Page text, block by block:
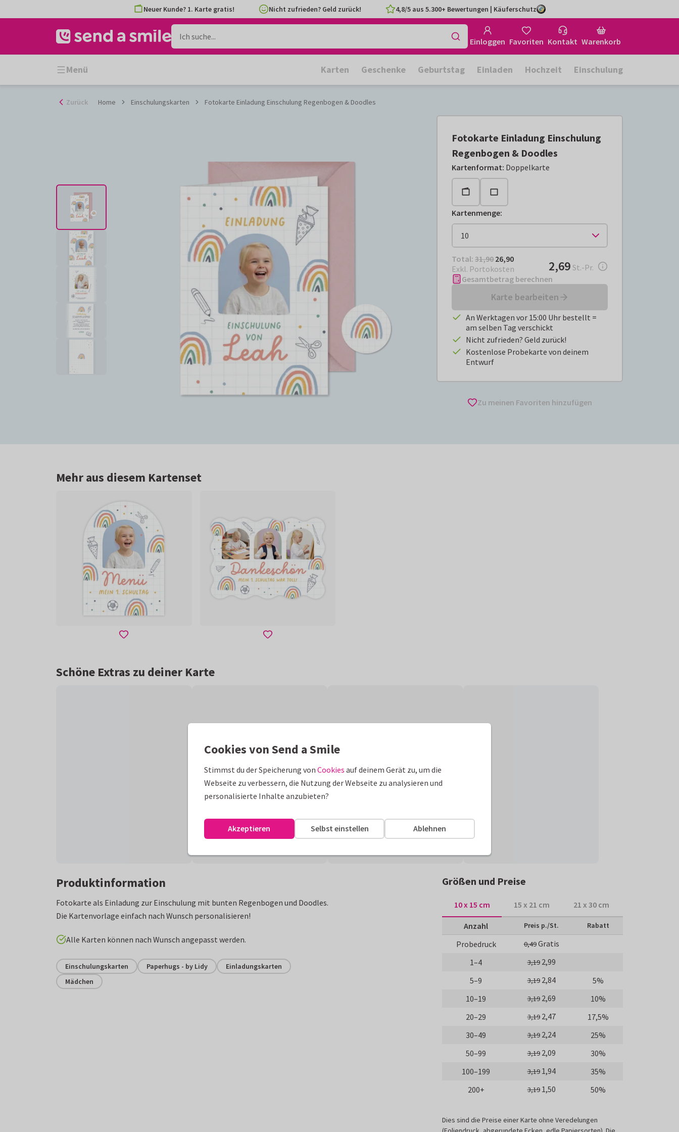
Inhalt
Neuer Kunde? 1. Karte gratis! Nicht zufrieden? Geld zurück! 4,8/5 aus 5.300+ Bewertungen | Käuferschutz
Einloggen Favoriten Kontakt Warenkorb
Menü Karten Geschenke Geburtstag Einladen Hochzeit Einschulung
Zurück Home Einschulungskarten Fotokarte Einladung Einschulung Regenbogen & Doodles
Fotokarte Einladung Einschulung
Regenbogen & Doodles
Kartenformat: Doppelkarte
Kartenmenge:
Total: € 26,90
Total: 31,90 26,90
Exkl. Portokosten
€ 2,69pro Stück
2,69 St.-Pr.
Gesamtbetrag berechnen
Karte bearbeiten
An Werktagen vor 15:00 Uhr bestellt =
am selben Tag verschickt
Nicht zufrieden? Geld zurück!
Kostenlose Probekarte von deinem
Entwurf
Zu meinen Favoriten hinzufügen
Mehr aus diesem Kartenset
Schöne Extras zu deiner Karte
Produktinformation
Fotokarte als Einladung zur Einschulung mit bunten Regenbogen und Doodles.
Die Kartenvorlage einfach nach Wunsch personalisieren!
Alle Karten können nach Wunsch angepasst werden.
Einschulungskarten Paperhugs - by Lidy
Einladungskarten
Mädchen
Größen und Preise
10 x 15 cm 15 x 21 cm 21 x 30 cm
Anzahl Preis p./St. Rabatt
Probedruck 0,49Gratis
1–4
3,19 2,99
5–9
3,19 2,84
5%
10–19
3,19 2,69
10%
20–29
3,19 2,47
17,5%
30–49
3,19 2,24
25%
50–99
3,19 2,09
30%
100–199
3,19 1,94
35%
200+
3,19 1,50 50%
Dies sind die Preise einer Karte ohne Veredelungen
Cookies von Send a Smile
Stimmst du der Speicherung von Cookies auf deinem Gerät zu, um die
Webseite zu verbessern, die Nutzung der Webseite zu analysieren und
personalisierte Inhalte anzubieten?
Ablehnen
Selbst einstellen
Akzeptieren